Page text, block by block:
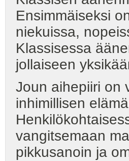
Ensimmäiseksi
niekuissa,
Klassisessa
jollaiseen
Joun aihepiiri on
inhimillisen
vangitsemaan
pikkusanoin ja